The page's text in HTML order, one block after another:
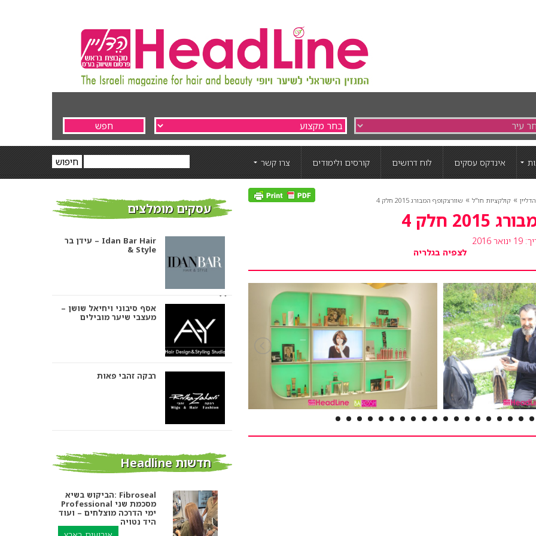
אינדקס עסקים לוח דרושים קורסים ולימודים צרו קשר
» קולקציות חו"ל » שוורצקופף המבורג 2015 חלק 4
חלק 4
2016
לצפיה בגלריה
עסקים מומלצים
עידן בר – Idan Bar Hair
& Style
אסף סיבוני ויחיאל שושן –
מעצבי שיער מובילים
רבקה זהבי פאות
אורטל אדרי עיצוב שיער
חדשות Headline
הביקוש בשיא: Fibroseal
Professional מסכמת שני
ימי הדרכה מוצלחים – ועוד
היד נטויה